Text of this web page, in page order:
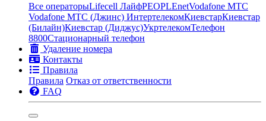
Все операторыLifecell ЛайфPEOPLEnetVodafone MTC
Vodafone МТС (Джинс) ИнтертелекомКиевстарКиевстар
(Билайн)Киевстар (Диджус)УкртелекомТелефон
8800Стационарный телефон
Удаление номера
Контакты
Правила
Правила Отказ от ответственности
FAQ